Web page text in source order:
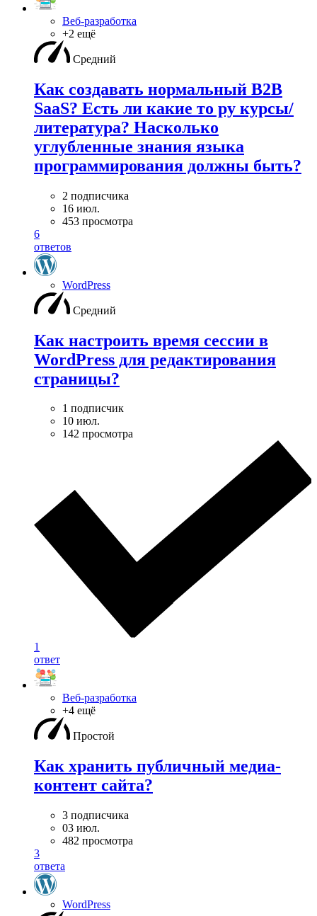
Веб-разработка
+2 ещё
Средний
Как создавать нормальный B2B
SaaS? Есть ли какие то ру курсы/
литература? Насколько
углубленные знания языка
программирования должны быть?
2 подписчика
16 июл.
453 просмотра
6
ответов
WordPress
Средний
Как настроить время сессии в
WordPress для редактирования
страницы?
1 подписчик
10 июл.
142 просмотра
1
ответ
Веб-разработка
+4 ещё
Простой
Как хранить публичный медиа-
контент сайта?
3 подписчика
03 июл.
482 просмотра
3
ответа
WordPress